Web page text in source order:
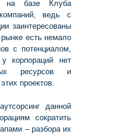
на базе Клуба
ведь с
заинтересованы
рынке есть немало
с потенциалом,
корпораций нет
ресурсов и
проектов.
данной
сократить
– разбора их